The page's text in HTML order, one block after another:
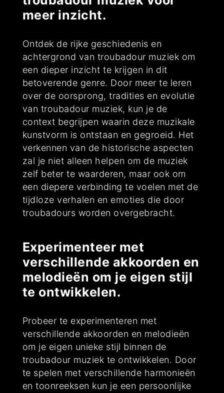
meer inzicht.
Ontdek de rijke geschiedenis en
achtergrond van troubadour muziek om
een dieper inzicht te krijgen in dit
betoverende genre. Door meer te leren
over de oorsprong, tradities en evolutie
van troubadour muziek, kun je de
context begrijpen waarin deze muzikale
kunstvorm is ontstaan en gegroeid. Het
verkennen van de historische aspecten
zal je niet alleen helpen om de muziek
zelf beter te waarderen, maar ook om
een diepere verbinding te voelen met de
tijdloze verhalen en emoties die door
troubadours worden overgebracht.
Experimenteer met
verschillende akkoorden en
melodieën om je eigen stijl
te ontwikkelen.
Probeer te experimenteren met
verschillende akkoorden en melodieën
om je eigen unieke stijl binnen de
troubadour muziek te ontwikkelen. Door
te spelen met verschillende harmonieën
en toonreeksen kun je een persoonlijke